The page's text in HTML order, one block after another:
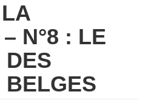
N°8 : LE
DES
BELGES